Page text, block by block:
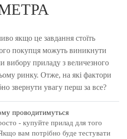
якщо це завдання стоїть
покупця можуть виникнути
вибору приладу з величезного
ринку. Отже, на які фактори
звернути увагу перш за все?
проводитимуться
- купуйте прилад для того
вам потрібно буде тестувати